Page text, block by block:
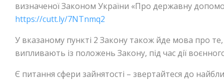
визначеної Законом України «Про державну
https://cutt.ly/7NTnmq2
У вказаному пункті 2 Закону також йде мова про
випливають із положень Закону, під час дії
Є питання сфери зайнятості – звертайтеся до